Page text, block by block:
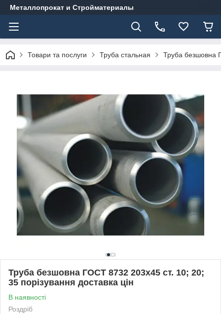
Металлопрокат и Стройматериалы
Товари та послуги Труба стальная Труба безшовна
Труба безшовна ГОСТ 8732 203х45 ст. 10; 20;
35 порізування доставка цін
В наявності
Роздріб